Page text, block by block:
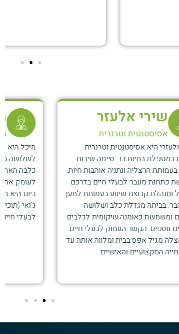
מיכל אברהם
מנהלת המרפאה
מיכל היא הלב הפועם של המרפאה. כאמא
לשלושה בנים וכמי שסעדה במסירות את
כלבה האהוב עד יומו האחרון, היא מבינה
לעומק את עוצמת הקשר בין אדם לחיה.
כיום היא מגדלת את ליידי (האסקי) ואת
ג'ואי (תוכי ג'אקו שובב), ומאמינה שנתינה
לבעלי חיים היא האהבה הטהורה ביותר שיש.